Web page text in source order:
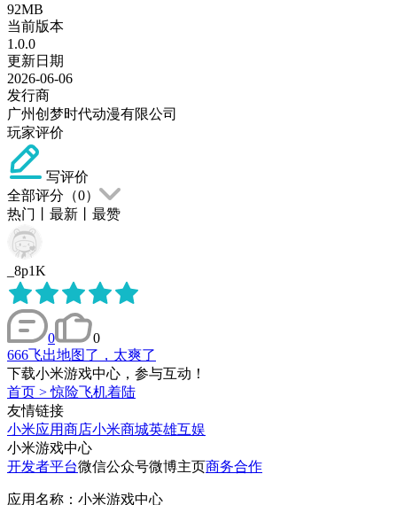
92MB
当前版本
1.0.0
更新日期
2026-06-06
发行商
广州创梦时代动漫有限公司
玩家评价
写评价
全部评分（0）
热门
最新 最赞
_8p1K
0
0
666飞出地图了，太爽了
下载小米游戏中心，参与互动！
首页 >惊险飞机着陆
友情链接
小米应用商店小米商城英雄互娱
小米游戏中心
开发者平台微信公众号微博主页商务合作
应用名称：小米游戏中心